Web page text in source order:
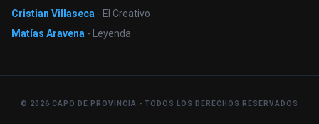
Cristian Villaseca - El Creativo
Matías Aravena - Leyenda
© 2026 CAPO DE PROVINCIA - TODOS LOS DERECHOS RESERVADOS